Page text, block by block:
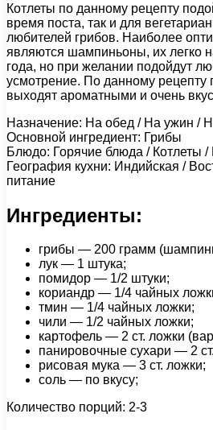
Котлеты по данному рецепту
время поста, так и для
любителей грибов. Наиболее
являются шампиньоны, их легко
года, но при желании подойдут
усмотрение. По данному рецепту
выходят ароматными и очень
Назначение: На обед / На ужин /
Основной ингредиент: Грибы
Блюдо: Горячие блюда / Котлеты
География кухни: Индийская /
питание
Ингредиенты:
грибы — 200 грамм
лук — 1 штука;
помидор — 1/2 штуки;
кориандр — 1/4 чайных
тмин — 1/4 чайных ложки;
чили — 1/2 чайных ложки;
картофель — 2 ст. ложки
панировочные сухари — 2
рисовая мука — 3 ст. ложки;
соль — по вкусу;
Количество порций: 2-3